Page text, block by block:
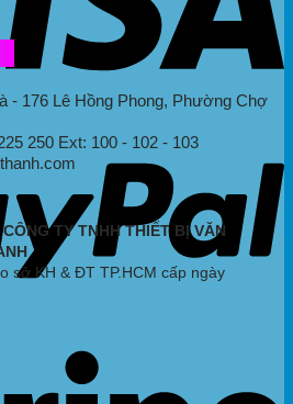
- 176 Lê Hồng Phong, Phường Chợ
250 Ext: 100 - 102 - 103
CÔNG TY TNHH THIẾT BỊ VĂN
sở KH & ĐT TP.HCM cấp ngày